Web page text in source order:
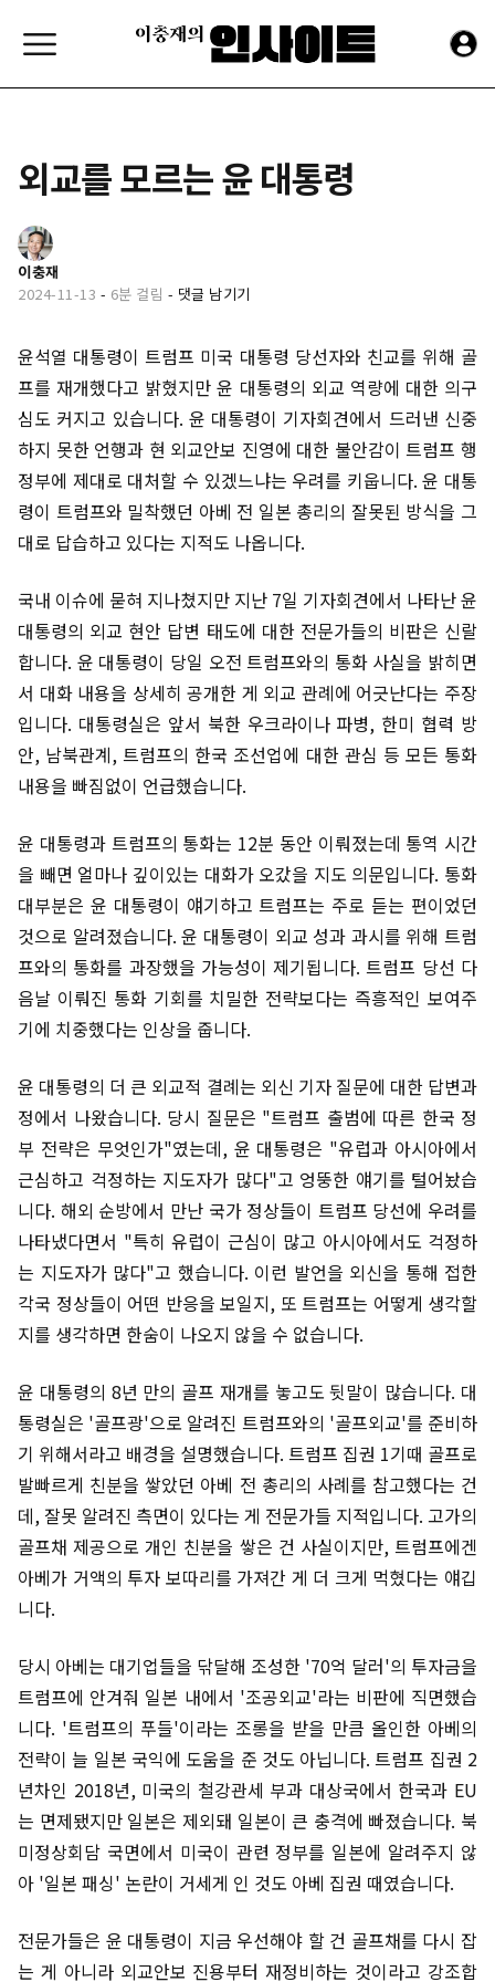
외교를 모르는 윤 대통령
이충재
2024-11-13 - 6분 걸림 - 댓글 남기기
윤석열 대통령이 트럼프 미국 대통령 당선자와 친교를 위해 골
프를 재개했다고 밝혔지만 윤 대통령의 외교 역량에 대한 의구
심도 커지고 있습니다. 윤 대통령이 기자회견에서 드러낸 신중
하지 못한 언행과 현 외교안보 진영에 대한 불안감이 트럼프 행
정부에 제대로 대처할 수 있겠느냐는 우려를 키웁니다. 윤 대통
령이 트럼프와 밀착했던 아베 전 일본 총리의 잘못된 방식을 그
대로 답습하고 있다는 지적도 나옵니다.
국내 이슈에 묻혀 지나쳤지만 지난 7일 기자회견에서 나타난 윤
대통령의 외교 현안 답변 태도에 대한 전문가들의 비판은 신랄
합니다. 윤 대통령이 당일 오전 트럼프와의 통화 사실을 밝히면
서 대화 내용을 상세히 공개한 게 외교 관례에 어긋난다는 주장
입니다. 대통령실은 앞서 북한 우크라이나 파병, 한미 협력 방
안, 남북관계, 트럼프의 한국 조선업에 대한 관심 등 모든 통화
내용을 빠짐없이 언급했습니다.
윤 대통령과 트럼프의 통화는 12분 동안 이뤄졌는데 통역 시간
을 빼면 얼마나 깊이있는 대화가 오갔을 지도 의문입니다. 통화
대부분은 윤 대통령이 얘기하고 트럼프는 주로 듣는 편이었던
것으로 알려졌습니다. 윤 대통령이 외교 성과 과시를 위해 트럼
프와의 통화를 과장했을 가능성이 제기됩니다. 트럼프 당선 다
음날 이뤄진 통화 기회를 치밀한 전략보다는 즉흥적인 보여주
기에 치중했다는 인상을 줍니다.
윤 대통령의 더 큰 외교적 결례는 외신 기자 질문에 대한 답변과
정에서 나왔습니다. 당시 질문은 "트럼프 출범에 따른 한국 정
부 전략은 무엇인가"였는데, 윤 대통령은 "유럽과 아시아에서
근심하고 걱정하는 지도자가 많다"고 엉뚱한 얘기를 털어놨습
니다. 해외 순방에서 만난 국가 정상들이 트럼프 당선에 우려를
나타냈다면서 "특히 유럽이 근심이 많고 아시아에서도 걱정하
는 지도자가 많다"고 했습니다. 이런 발언을 외신을 통해 접한
각국 정상들이 어떤 반응을 보일지, 또 트럼프는 어떻게 생각할
지를 생각하면 한숨이 나오지 않을 수 없습니다.
윤 대통령의 8년 만의 골프 재개를 놓고도 뒷말이 많습니다. 대
통령실은 '골프광'으로 알려진 트럼프와의 '골프외교'를 준비하
기 위해서라고 배경을 설명했습니다. 트럼프 집권 1기때 골프로
발빠르게 친분을 쌓았던 아베 전 총리의 사례를 참고했다는 건
데, 잘못 알려진 측면이 있다는 게 전문가들 지적입니다. 고가의
골프채 제공으로 개인 친분을 쌓은 건 사실이지만, 트럼프에겐
아베가 거액의 투자 보따리를 가져간 게 더 크게 먹혔다는 얘깁
니다.
당시 아베는 대기업들을 닦달해 조성한 '70억 달러'의 투자금을
트럼프에 안겨줘 일본 내에서 '조공외교'라는 비판에 직면했습
니다. '트럼프의 푸들'이라는 조롱을 받을 만큼 올인한 아베의
전략이 늘 일본 국익에 도움을 준 것도 아닙니다. 트럼프 집권 2
년차인 2018년, 미국의 철강관세 부과 대상국에서 한국과 EU
는 면제됐지만 일본은 제외돼 일본이 큰 충격에 빠졌습니다. 북
미정상회담 국면에서 미국이 관련 정부를 일본에 알려주지 않
아 '일본 패싱' 논란이 거세게 인 것도 아베 집권 때였습니다.
전문가들은 윤 대통령이 지금 우선해야 할 건 골프채를 다시 잡
는 게 아니라 외교안보 진용부터 재정비하는 것이라고 강조합